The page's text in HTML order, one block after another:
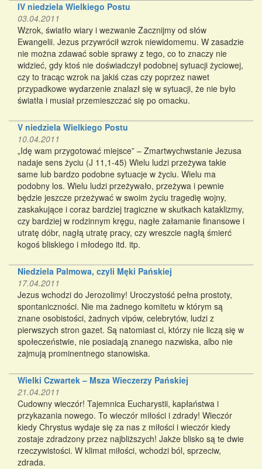
IV niedziela Wielkiego Postu
03.04.2011
Wzrok, światło wiary i wezwanie Zacznijmy od słów
Ewangelii. Jezus przywrócił wzrok niewidomemu. W zasadzie
nie można zdawać sobie sprawy z tego, co to znaczy nie
widzieć, gdy ktoś nie doświadczył podobnej sytuacji życiowej,
czy to tracąc wzrok na jakiś czas czy poprzez nawet
przypadkowe wydarzenie znalazł się w sytuacji, że nie było
światła i musiał przemieszczać się po omacku.
V niedziela Wielkiego Postu
10.04.2011
„Idę wam przygotować miejsce” – Zmartwychwstanie Jezusa
nadaje sens życiu (J 11,1-45) Wielu ludzi przeżywa takie
same lub bardzo podobne sytuacje w życiu. Wielu ma
podobny los. Wielu ludzi przeżywało, przeżywa i pewnie
będzie jeszcze przeżywać w swoim życiu tragedię wojny,
zaskakujące i coraz bardziej tragiczne w skutkach kataklizmy,
czy bardziej w rodzinnym kręgu, nagłe załamanie finansowe i
utratę dóbr, nagłą utratę pracy, czy wreszcie nagłą śmierć
kogoś bliskiego i młodego itd. itp.
Niedziela Palmowa, czyli Męki Pańskiej
17.04.2011
Jezus wchodzi do Jerozolimy! Uroczystość pełna prostoty,
spontaniczności. Nie ma żadnego komitetu w którym są
znane osobistości, żadnych vipów, celebrytów, ludzi z
pierwszych stron gazet. Są natomiast ci, którzy nie liczą się w
społeczeństwie, nie posiadają znanego nazwiska, albo nie
zajmują prominentnego stanowiska.
Wielki Czwartek – Msza Wieczerzy Pańskiej
21.04.2011
Cudowny wieczór! Tajemnica Eucharystii, kapłaństwa i
przykazania nowego. To wieczór miłości i zdrady! Wieczór
kiedy Chrystus wydaje się za nas z miłości i wieczór kiedy
zostaje zdradzony przez najbliższych! Jakże blisko są te dwie
rzeczywistości. W klimat miłości, wchodzi ból, sprzeciw,
zdrada.